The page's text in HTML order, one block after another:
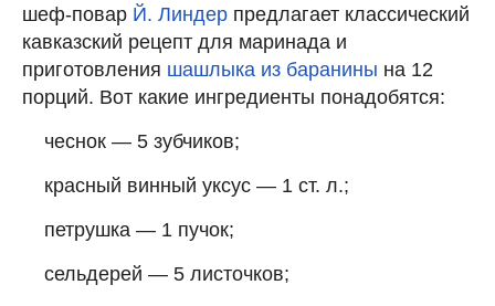
шеф-повар Й. Линдер предлагает классический
кавказский рецепт для маринада и
приготовления шашлыка из баранины на 12
порций. Вот какие ингредиенты понадобятся:
чеснок — 5 зубчиков;
красный винный уксус — 1 ст. л.;
петрушка — 1 пучок;
сельдерей — 5 листочков;